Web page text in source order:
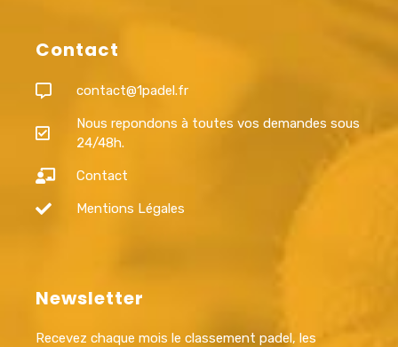
Contact
contact@1padel.fr
Nous repondons à toutes vos demandes sous
24/48h.
Contact
Mentions Légales
Newsletter
Recevez chaque mois le classement padel, les